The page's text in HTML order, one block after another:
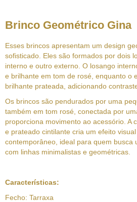
Brinco Geométrico Gina
Esses brincos apresentam um design
sofisticado. Eles são formados por dois
interno e outro externo. O losango
e brilhante em tom de rosé, enquanto o
brilhante prateada, adicionando
Os brincos são pendurados por uma
também em tom rosé, conectada por
proporciona movimento ao acessório. A
e prateado cintilante cria um efeito
contemporâneo, ideal para quem busca
com linhas minimalistas e geométricas.
Características:
Fecho: Tarraxa